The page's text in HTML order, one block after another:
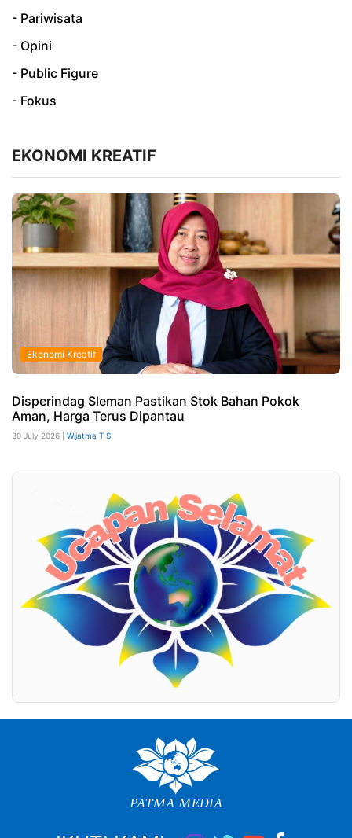
- Pariwisata
- Opini
- Public Figure
- Fokus
EKONOMI KREATIF
Ekonomi Kreatif
Disperindag Sleman Pastikan Stok Bahan Pokok
Aman, Harga Terus Dipantau
30 July 2026 | Wijatma T S